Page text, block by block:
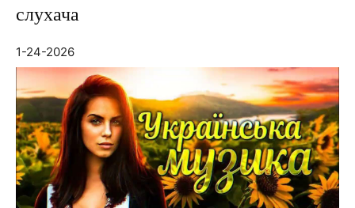
слухача
1-24-2026